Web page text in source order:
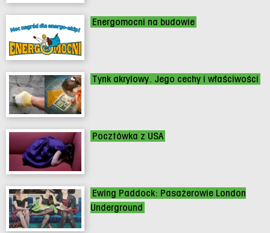
Energomocni na budowie
Tynk akrylowy. Jego cechy i właściwości
Pocztówka z USA
Ewing Paddock: Pasażerowie London
Underground